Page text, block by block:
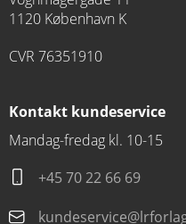
1120 København K
CVR 76351910
Kontakt kundeservice
Mandag-fredag kl. 10-15
+45 70 22 66 69